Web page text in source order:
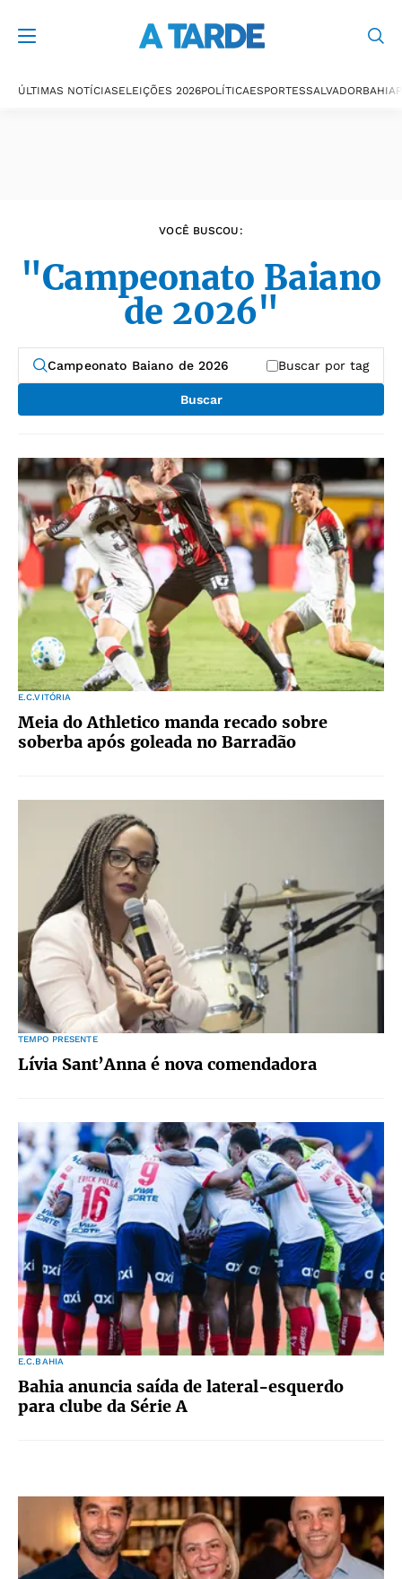
ÚLTIMAS NOTÍCIASELEIÇÕES 2026POLÍTICAESPORTESSALVADORBAHIA
VOCÊ BUSCOU:
"Campeonato Baiano
de 2026"
Buscar por tag
Buscar
E.C.VITÓRIA
Meia do Athletico manda recado sobre
soberba após goleada no Barradão
TEMPO PRESENTE
Lívia Sant’Anna é nova comendadora
E.C.BAHIA
Bahia anuncia saída de lateral-esquerdo
para clube da Série A